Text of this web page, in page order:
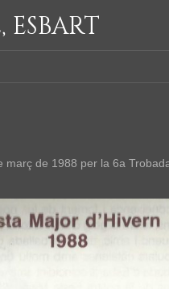
ESBART
de 1988 per la 6a